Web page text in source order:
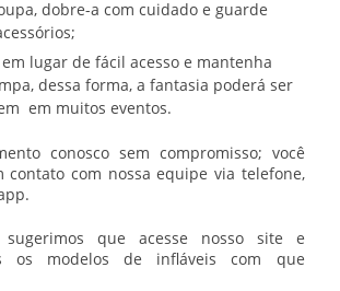
dobre-a com cuidado e guarde
lugar de fácil acesso e mantenha
dessa forma, a fantasia poderá ser
em muitos eventos.
conosco sem compromisso; você
contato com nossa equipe via telefone,
sugerimos que acesse nosso site e
os modelos de infláveis com que